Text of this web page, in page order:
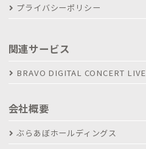
プライバシーポリシー
関連サービス
BRAVO DIGITAL CONCERT LIVE
会社概要
ぶらあぼホールディングス